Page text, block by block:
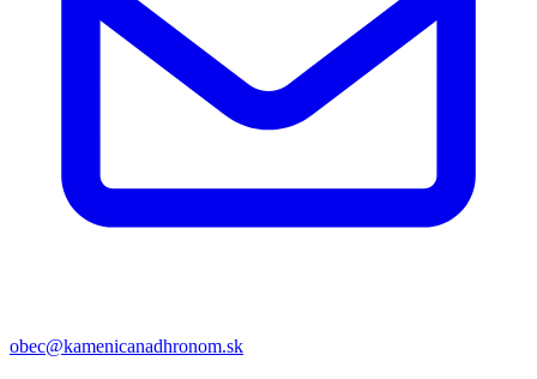
obec@kamenicanadhronom.sk